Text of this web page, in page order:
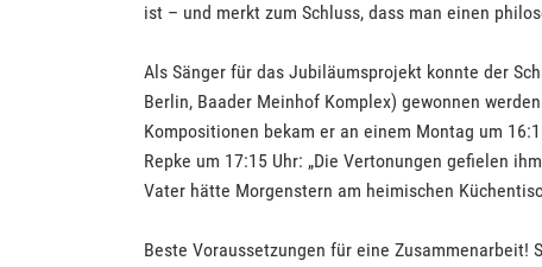
ist – und merkt zum Schluss, dass man einen
Als Sänger für das Jubiläumsprojekt konnte der
Berlin, Baader Meinhof Komplex) gewonnen
Kompositionen bekam er an einem Montag um
Repke um 17:15 Uhr: „Die Vertonungen gefielen
Vater hätte Morgenstern am heimischen
Beste Voraussetzungen für eine Zusammenarbeit!